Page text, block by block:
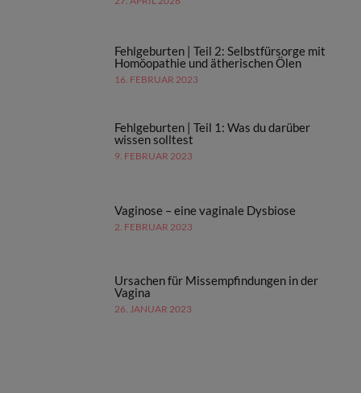
Fehlgeburten | Teil 2: Selbstfürsorge mit
Homöopathie und ätherischen Ölen
16. FEBRUAR 2023
Fehlgeburten | Teil 1: Was du darüber
wissen solltest
9. FEBRUAR 2023
Vaginose – eine vaginale Dysbiose
2. FEBRUAR 2023
Ursachen für Missempfindungen in der
Vagina
26. JANUAR 2023